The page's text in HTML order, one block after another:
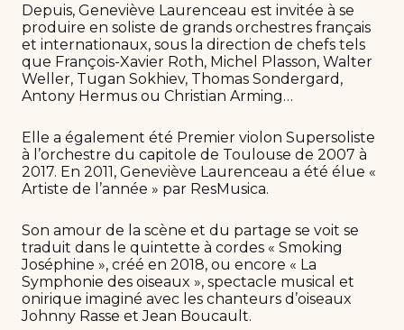
Depuis, Geneviève Laurenceau est invitée à se
produire en soliste de grands orchestres français
et internationaux, sous la direction de chefs tels
que François-Xavier Roth, Michel Plasson, Walter
Weller, Tugan Sokhiev, Thomas Sondergard,
Antony Hermus ou Christian Arming…
Elle a également été Premier violon Supersoliste
à l’orchestre du capitole de Toulouse de 2007 à
2017. En 2011, Geneviève Laurenceau a été élue «
Artiste de l’année » par ResMusica.
Son amour de la scène et du partage se voit se
traduit dans le quintette à cordes « Smoking
Joséphine », créé en 2018, ou encore « La
Symphonie des oiseaux », spectacle musical et
onirique imaginé avec les chanteurs d’oiseaux
Johnny Rasse et Jean Boucault.